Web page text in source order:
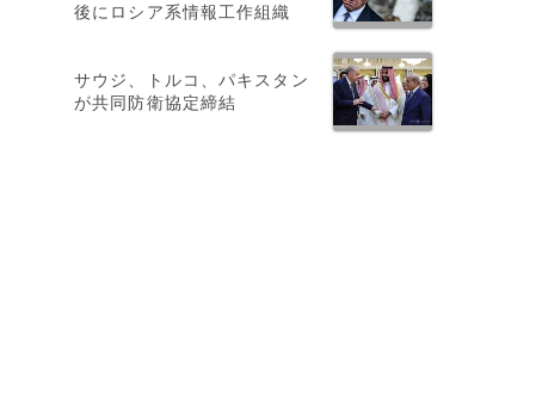
後にロシア系情報工作組織
サウジ、トルコ、パキスタン
が共同防衛協定締結